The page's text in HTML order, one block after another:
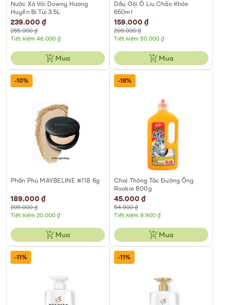
Nước Xả Vải Downy Hương
Huyền Bí Túi 3.5L
Special
Price
239.000 ₫
285.000 ₫
Tiết kiệm 46.000 ₫
Mua
Dầu Gội Ô Liu Chắc Khỏe
650ml
Special
Price
159.000 ₫
209.000 ₫
Tiết kiệm 50.000 ₫
Mua
-10%
Phấn Phủ MAYBELINE #118 6g
Special
Price
189.000 ₫
209.000 ₫
Tiết kiệm 20.000 ₫
Mua
-18%
Chai Thông Tắc Đường Ống
Rookie 800g
Special
Price
45.000 ₫
54.900 ₫
Tiết kiệm 9.900 ₫
Mua
-11% -11%